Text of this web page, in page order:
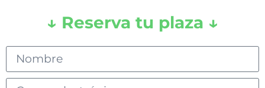
↓ Reserva tu plaza ↓